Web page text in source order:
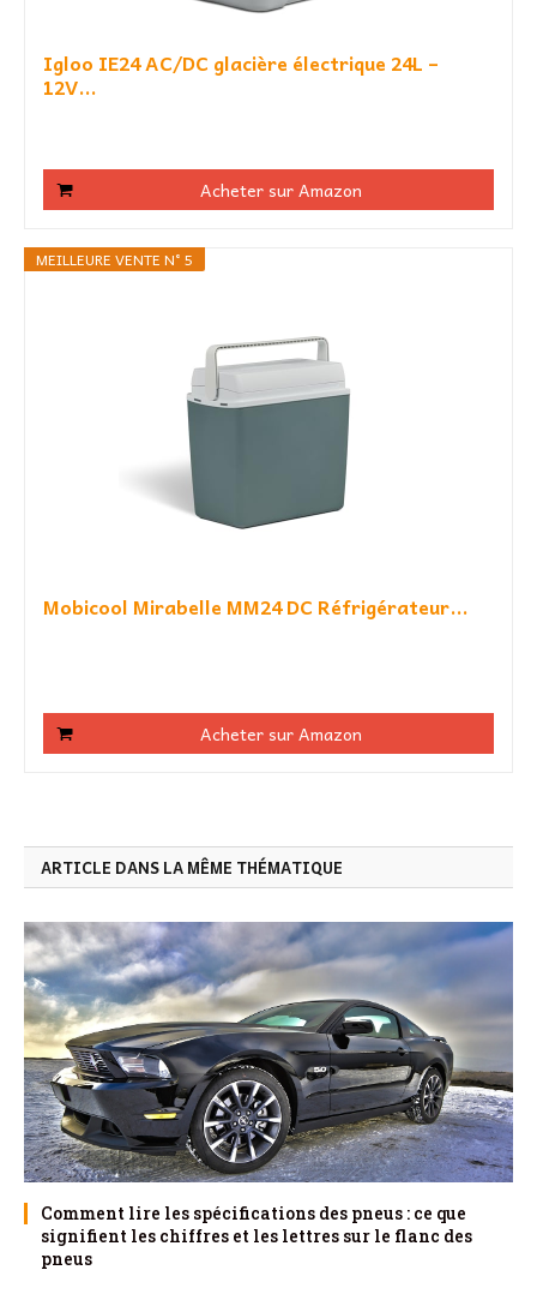
Igloo IE24 AC/DC glacière électrique 24L –
12V...
Acheter sur Amazon
MEILLEURE VENTE N° 5
Mobicool Mirabelle MM24 DC Réfrigérateur...
Acheter sur Amazon
ARTICLE DANS LA MÊME THÉMATIQUE
Comment lire les spécifications des pneus : ce que
signifient les chiffres et les lettres sur le flanc des
pneus